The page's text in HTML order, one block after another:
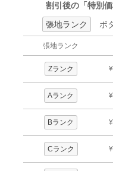
割引後の「特別
張地ランク
ボ
張地ランク
Zランク
Aランク
Bランク
Cランク